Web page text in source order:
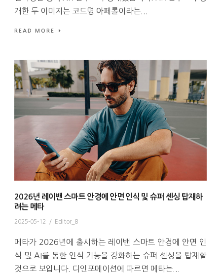
개한 두 이미지는 코드명 아페롤이라는...
READ MORE
2026년 레이밴 스마트 안경에 안면 인식 및 슈퍼 센싱 탑재하
려는 메타
2025-05-12 / Editor_B
메타가 2026년에 출시하는 레이밴 스마트 안경에 안면 인
식 및 AI를 통한 인식 기능을 강화하는 슈퍼 센싱을 탑재할
것으로 보입니다. 디인포메이션에 따르면 메타는...